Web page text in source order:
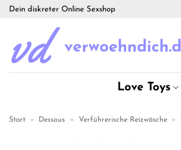
Zum
springen
Dein diskreter Online Sexshop
Love Toys
Start » Dessous » Verführerische Reizwäsche »